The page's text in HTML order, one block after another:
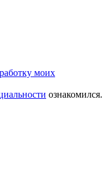
моих
ознакомился.